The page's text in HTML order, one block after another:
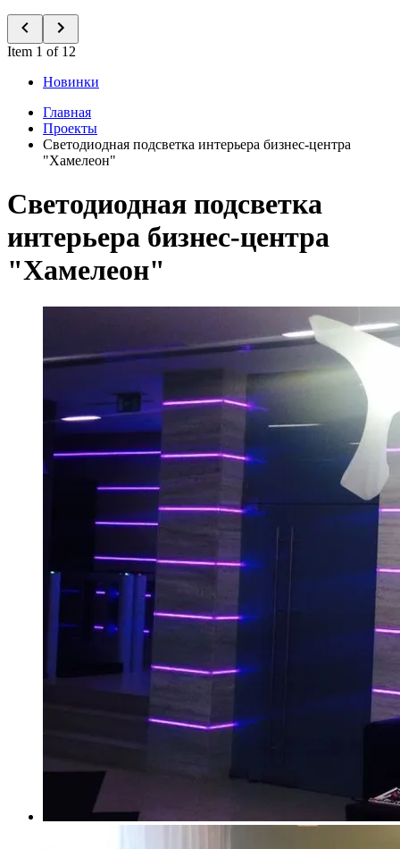
Item 1 of 12
Новинки
Главная
Проекты
Светодиодная подсветка интерьера бизнес-центра
"Хамелеон"
Светодиодная подсветка
интерьера бизнес-центра
"Хамелеон"